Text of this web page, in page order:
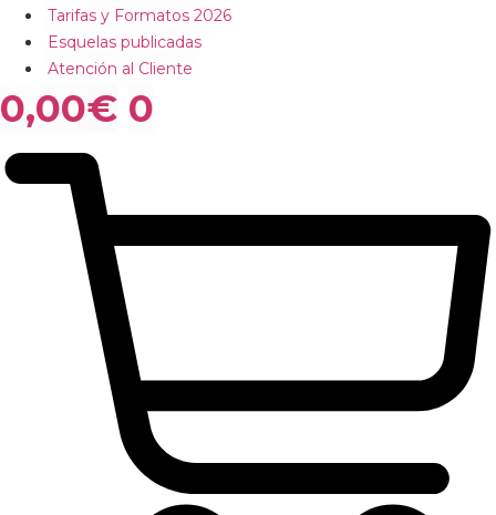
Tarifas y Formatos 2026
Esquelas publicadas
Atención al Cliente
0,00€ 0